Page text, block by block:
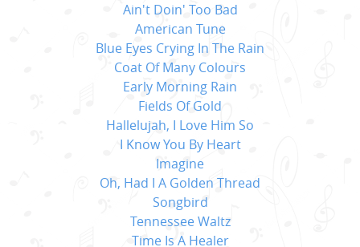
Ain't Doin' Too Bad
American Tune
Blue Eyes Crying In The Rain
Coat Of Many Colours
Early Morning Rain
Fields Of Gold
Hallelujah, I Love Him So
I Know You By Heart
Imagine
Oh, Had I A Golden Thread
Songbird
Tennessee Waltz
Time Is A Healer